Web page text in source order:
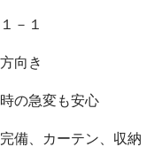
－１
向き
の急変も安心
備、カーテン、収納